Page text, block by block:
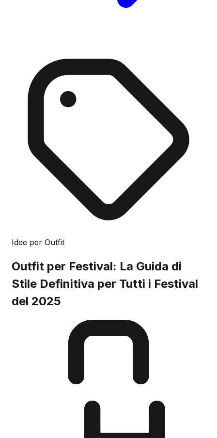
Idee per Outfit
Outfit per Festival: La Guida di
Stile Definitiva per Tutti i Festival
del 2025